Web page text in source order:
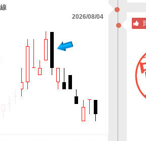
2026/08/04